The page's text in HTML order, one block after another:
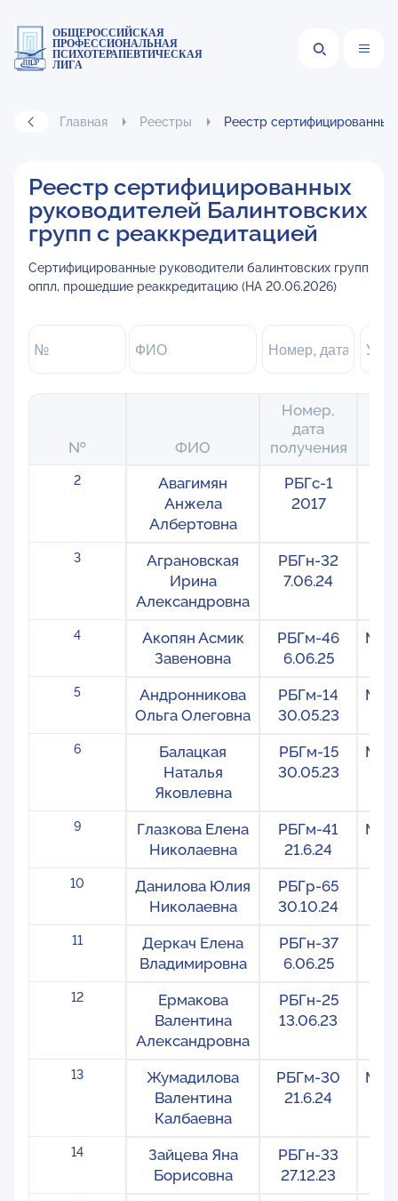
ОБЩЕРОССИЙСКАЯ
ПРОФЕССИОНАЛЬНАЯ
ПСИХОТЕРАПЕВТИЧЕСКАЯ
ЛИГА
Главная Реестры Реестр сертифицированных
Реестр сертифицированных
руководителей Балинтовских
групп с реаккредитацией
Сертифицированные руководители балинтовских групп
оппл, прошедшие реаккредитацию (НА 20.06.2026)
№ ФИО
Номер,
дата
получения
2
Авагимян
Анжела
Албертовна
РБГс-1
2017
3
Аграновская
Ирина
Александровна
РБГн-32
7.06.24
4
Акопян Асмик
Завеновна
РБГм-46
6.06.25
5
Андронникова
Ольга Олеговна
РБГм-14
30.05.23
6
Балацкая
Наталья
Яковлевна
РБГм-15
30.05.23
9
Глазкова Елена
Николаевна
РБГм-41
21.6.24
10
Данилова Юлия
Николаевна
РБГр-65
30.10.24
11
Деркач Елена
Владимировна
РБГн-37
6.06.25
12
Ермакова
Валентина
Александровна
РБГн-25
13.06.23
13
Жумадилова
Валентина
Калбаевна
РБГм-30
21.6.24
14
Зайцева Яна
Борисовна
РБГн-33
27.12.23